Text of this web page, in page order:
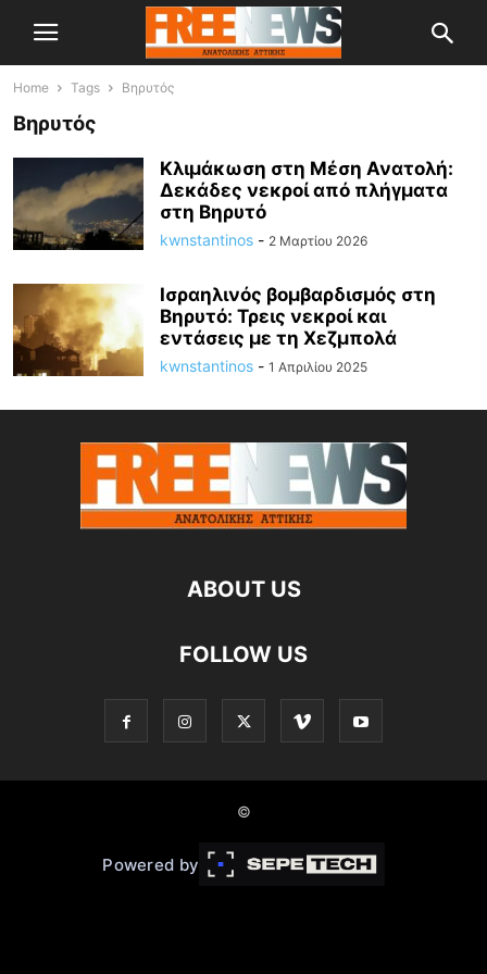
Home Tags Βηρυτός
Βηρυτός
Κλιμάκωση στη Μέση Ανατολή:
Δεκάδες νεκροί από πλήγματα
στη Βηρυτό
kwnstantinos - 2 Μαρτίου 2026
Ισραηλινός βομβαρδισμός στη
Βηρυτό: Τρεις νεκροί και
εντάσεις με τη Χεζμπολά
kwnstantinos - 1 Απριλίου 2025
ABOUT US
FOLLOW US
©
Powered by